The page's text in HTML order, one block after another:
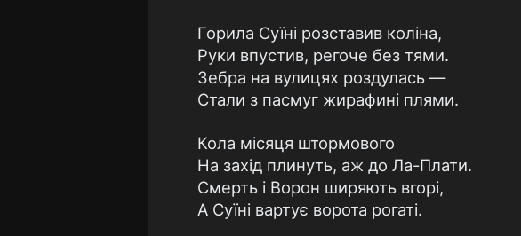
Горила Суїні розставив коліна,
Руки впустив, регоче без тями.
Зебра на вулицях роздулась —
Стали з пасмуг жирафині плями.
Кола місяця штормового
На захід плинуть, аж до Ла-Плати.
Смерть і Ворон ширяють вгорі,
А Суїні вартує ворота рогаті.